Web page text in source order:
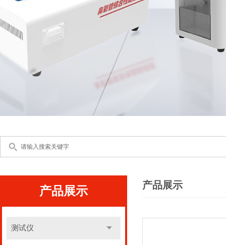
产品展示
测试仪
产品展示